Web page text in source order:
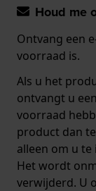
Houd me
Ontvang een
voorraad is.
Als u het
ontvangt u
voorraad
product dan
alleen om u
Het wordt
verwijderd. U